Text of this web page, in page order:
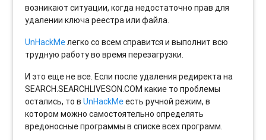
возникают ситуации, когда недостаточно прав для
удалении ключа реестра или файла.
UnHackMeлегко со всем справится и выполнит всю
трудную работу во время перезагрузки.
И это еще не все. Если после удаления редиректа на
SEARCH.SEARCHLIVESON.COM какие то проблемы
остались, то вUnHackMeесть ручной режим, в
котором можно самостоятельно определять
вредоносные программы в списке всех программ.